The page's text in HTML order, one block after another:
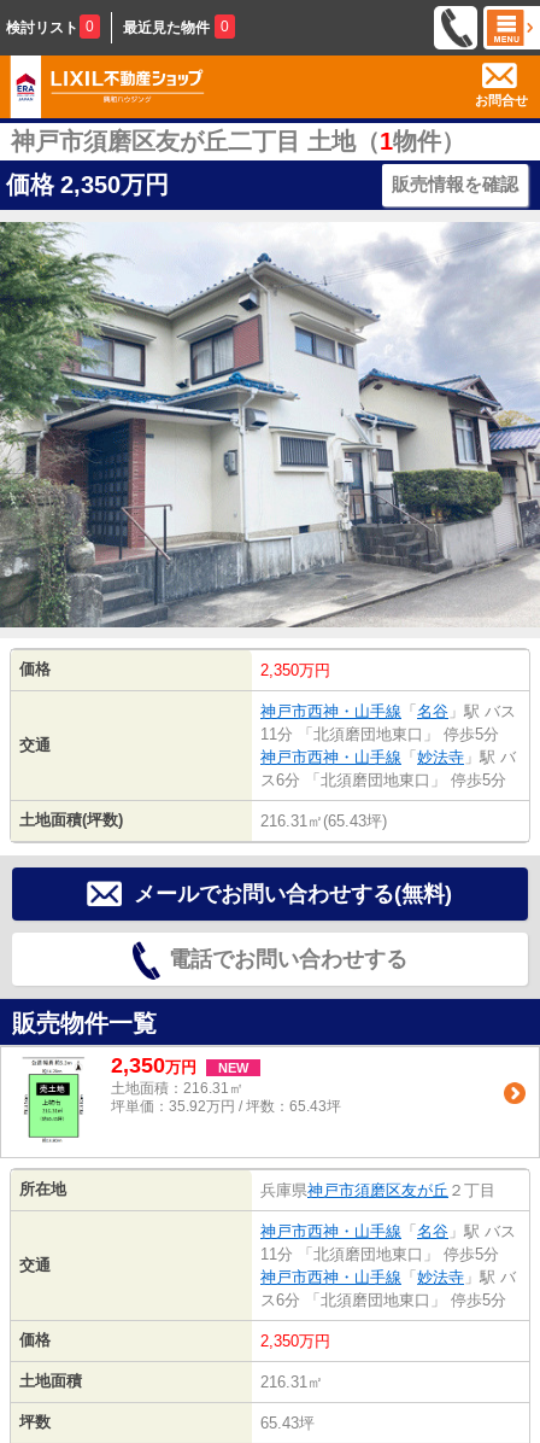
検討リスト 0 最近見た物件 0
お問合せ
神戸市須磨区友が丘二丁目 土地（1物件）
価格 2,350万円 販売情報を確認
価格 2,350万円
交通
神戸市西神・山手線 「 名谷 」駅 バス
11分 「北須磨団地東口」 停歩5分
神戸市西神・山手線 「 妙法寺 」駅 バ
ス6分 「北須磨団地東口」 停歩5分
土地面積(坪数) 216.31㎡(65.43坪)
メールでお問い合わせする(無料)
電話でお問い合わせする
販売物件一覧
2,350万円 NEW
土地面積：216.31㎡
坪単価：35.92万円 / 坪数：65.43坪
所在地 兵庫県神戸市須磨区友が丘 ２丁目
交通
神戸市西神・山手線 「 名谷 」駅 バス
11分 「北須磨団地東口」 停歩5分
神戸市西神・山手線 「 妙法寺 」駅 バ
ス6分 「北須磨団地東口」 停歩5分
価格 2,350万円
土地面積 216.31㎡
坪数 65.43坪